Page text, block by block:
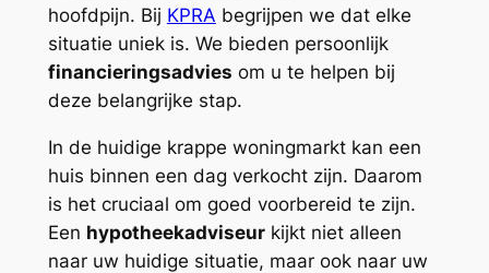
hoofdpijn. Bij KPRA begrijpen we dat elke
situatie uniek is. We bieden persoonlijk
financieringsadvies om u te helpen bij
deze belangrijke stap.
In de huidige krappe woningmarkt kan een
huis binnen een dag verkocht zijn. Daarom
is het cruciaal om goed voorbereid te zijn.
Een hypotheekadviseurkijkt niet alleen
naar uw huidige situatie, maar ook naar uw